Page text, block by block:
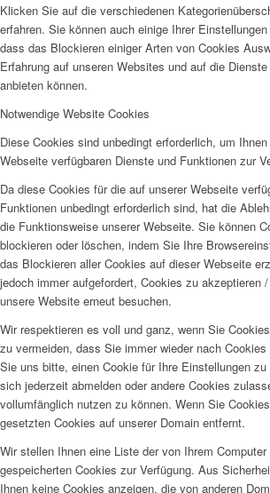
Klicken Sie auf die verschiedenen
erfahren. Sie können auch einige Ihrer
dass das Blockieren einiger Arten von Cookies
Erfahrung auf unseren Websites und auf die
anbieten können.
Notwendige Website Cookies
Diese Cookies sind unbedingt erforderlich, um
Webseite verfügbaren Dienste und Funktionen zur
Da diese Cookies für die auf unserer Webseite
Funktionen unbedingt erforderlich sind, hat die
die Funktionsweise unserer Webseite. Sie können
blockieren oder löschen, indem Sie Ihre
das Blockieren aller Cookies auf dieser Webseite
jedoch immer aufgefordert, Cookies zu akzeptieren
unsere Website erneut besuchen.
Wir respektieren es voll und ganz, wenn Sie
zu vermeiden, dass Sie immer wieder nach
Sie uns bitte, einen Cookie für Ihre Einstellungen
sich jederzeit abmelden oder andere Cookies
vollumfänglich nutzen zu können. Wenn Sie
gesetzten Cookies auf unserer Domain entfernt.
Wir stellen Ihnen eine Liste der von Ihrem
gespeicherten Cookies zur Verfügung. Aus
Ihnen keine Cookies anzeigen, die von anderen